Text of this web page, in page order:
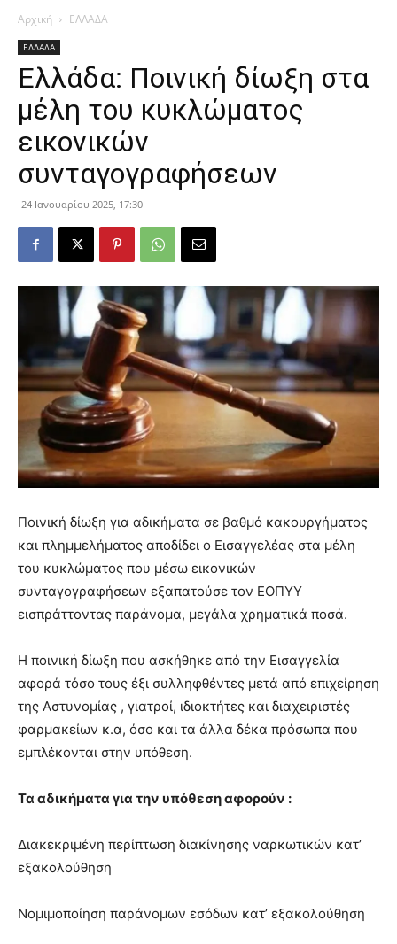
Αρχική ΕΛΛΑΔΑ
ΕΛΛΑΔΑ
Ελλάδα: Ποινική δίωξη στα
μέλη του κυκλώματος
εικονικών
συνταγογραφήσεων
24 Ιανουαρίου 2025, 17:30
Ποινική δίωξη για αδικήματα σε βαθμό κακουργήματος
και πλημμελήματος αποδίδει ο Εισαγγελέας στα μέλη
του κυκλώματος που μέσω εικονικών
συνταγογραφήσεων εξαπατούσε τον ΕΟΠΥΥ
εισπράττοντας παράνομα, μεγάλα χρηματικά ποσά.
Η ποινική δίωξη που ασκήθηκε από την Εισαγγελία
αφορά τόσο τους έξι συλληφθέντες μετά από επιχείρηση
της Αστυνομίας , γιατροί, ιδιοκτήτες και διαχειριστές
φαρμακείων κ.α, όσο και τα άλλα δέκα πρόσωπα που
εμπλέκονται στην υπόθεση.
Τα αδικήματα για την υπόθεση αφορούν :
Διακεκριμένη περίπτωση διακίνησης ναρκωτικών κατ’
εξακολούθηση
Νομιμοποίηση παράνομων εσόδων κατ’ εξακολούθηση